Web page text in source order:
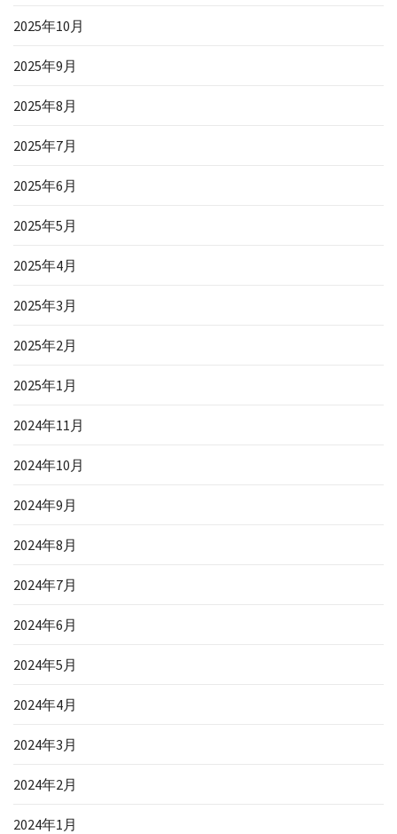
2025年10月
2025年9月
2025年8月
2025年7月
2025年6月
2025年5月
2025年4月
2025年3月
2025年2月
2025年1月
2024年11月
2024年10月
2024年9月
2024年8月
2024年7月
2024年6月
2024年5月
2024年4月
2024年3月
2024年2月
2024年1月